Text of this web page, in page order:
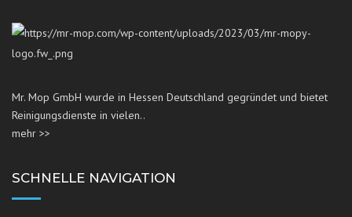
Mr. Mop GmbH wurde in Hessen Deutschland gegründet und bietet
Reinigungsdienste in vielen..
mehr >>
SCHNELLE NAVIGATION